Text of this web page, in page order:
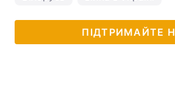
ПІДТРИМАЙТЕ